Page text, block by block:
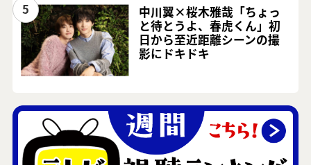
5
中川翼×桜木雅哉「ちょっ
と待とうよ、春虎くん」初
日から至近距離シーンの撮
影にドキドキ